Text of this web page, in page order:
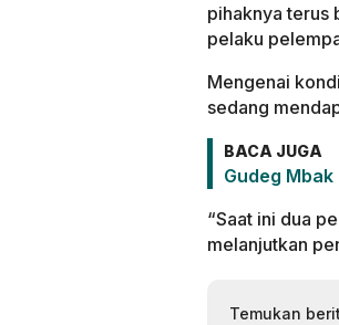
pihaknya terus
pelaku
Mengenai
sedang
BACA JUGA
Gudeg
“Saat ini dua
melanjutkan
Temukan